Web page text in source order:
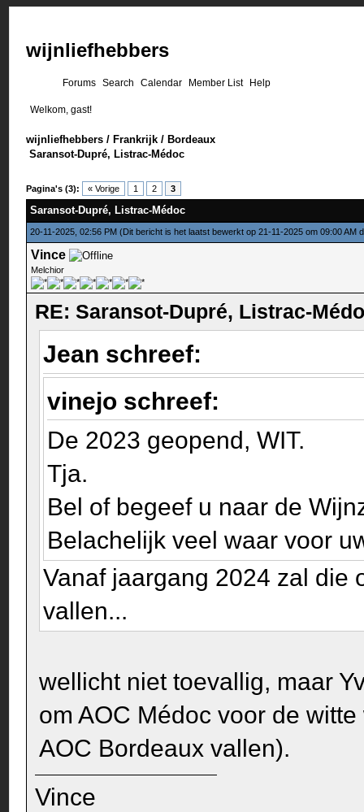
wijnliefhebbers
Forums Search Calendar Member List Help
Welkom, gast!
wijnliefhebbers / Frankrijk / Bordeaux
Saransot-Dupré, Listrac-Médoc
Pagina's (3): « Vorige 1 2 3
Saransot-Dupré, Listrac-Médoc
20-11-2025, 02:56 PM(Dit bericht is het laatst bewerkt op 21-11-2025 om 09:00 AM
Vince
Melchior
RE: Saransot-Dupré, Listrac-
Jean schreef:
vinejo schreef:
De 2023 geopend, WIT.
Tja.
Bel of begeef u naar de
Belachelijk veel waar voor
Vanaf jaargang 2024 zal die
vallen...
wellicht niet toevallig, maar
om AOC Médoc voor de
AOC Bordeaux vallen).
Vince